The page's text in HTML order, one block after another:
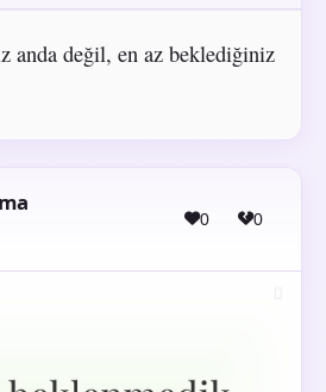
anda değil, en az beklediğiniz
0 0